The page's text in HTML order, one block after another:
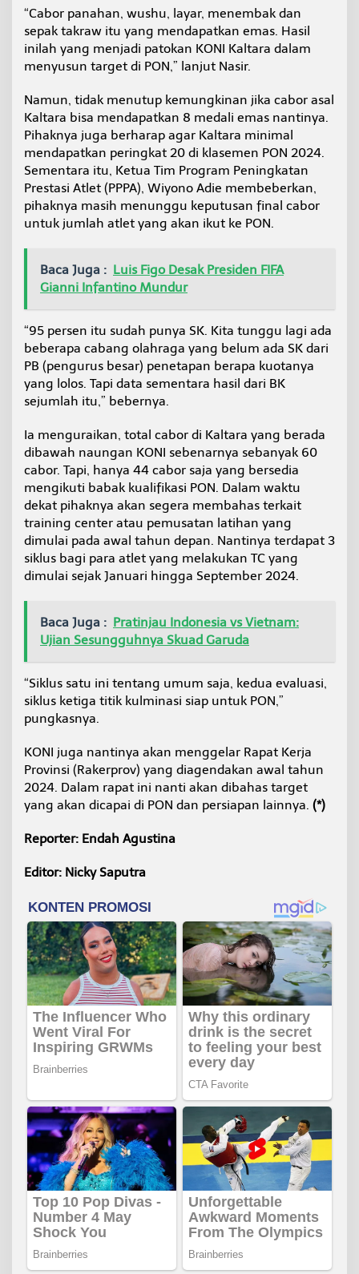
“Cabor panahan, wushu, layar, menembak dan
sepak takraw itu yang mendapatkan emas. Hasil
inilah yang menjadi patokan KONI Kaltara dalam
menyusun target di PON,” lanjut Nasir.
Namun, tidak menutup kemungkinan jika cabor asal
Kaltara bisa mendapatkan 8 medali emas nantinya.
Pihaknya juga berharap agar Kaltara minimal
mendapatkan peringkat 20 di klasemen PON 2024.
Sementara itu, Ketua Tim Program Peningkatan
Prestasi Atlet (PPPA), Wiyono Adie membeberkan,
pihaknya masih menunggu keputusan final cabor
untuk jumlah atlet yang akan ikut ke PON.
Baca Juga : Luis Figo Desak Presiden FIFA
Gianni Infantino Mundur
“95 persen itu sudah punya SK. Kita tunggu lagi ada
beberapa cabang olahraga yang belum ada SK dari
PB (pengurus besar) penetapan berapa kuotanya
yang lolos. Tapi data sementara hasil dari BK
sejumlah itu,” bebernya.
Ia menguraikan, total cabor di Kaltara yang berada
dibawah naungan KONI sebenarnya sebanyak 60
cabor. Tapi, hanya 44 cabor saja yang bersedia
mengikuti babak kualifikasi PON. Dalam waktu
dekat pihaknya akan segera membahas terkait
training center atau pemusatan latihan yang
dimulai pada awal tahun depan. Nantinya terdapat 3
siklus bagi para atlet yang melakukan TC yang
dimulai sejak Januari hingga September 2024.
Baca Juga : Pratinjau Indonesia vs Vietnam:
Ujian Sesungguhnya Skuad Garuda
“Siklus satu ini tentang umum saja, kedua evaluasi,
siklus ketiga titik kulminasi siap untuk PON,”
pungkasnya.
KONI juga nantinya akan menggelar Rapat Kerja
Provinsi (Rakerprov) yang diagendakan awal tahun
2024. Dalam rapat ini nanti akan dibahas target
yang akan dicapai di PON dan persiapan lainnya. (*)
Reporter: Endah Agustina
Editor: Nicky Saputra